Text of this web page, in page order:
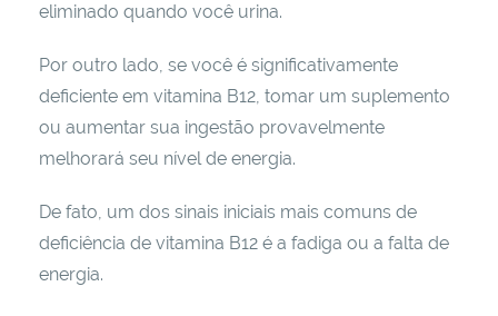
eliminado quando você urina.
Por outro lado, se você é significativamente
deficiente em vitamina B12, tomar um suplemento
ou aumentar sua ingestão provavelmente
melhorará seu nível de energia.
De fato, um dos sinais iniciais mais comuns de
deficiência de vitamina B12 é a fadiga ou a falta de
energia.